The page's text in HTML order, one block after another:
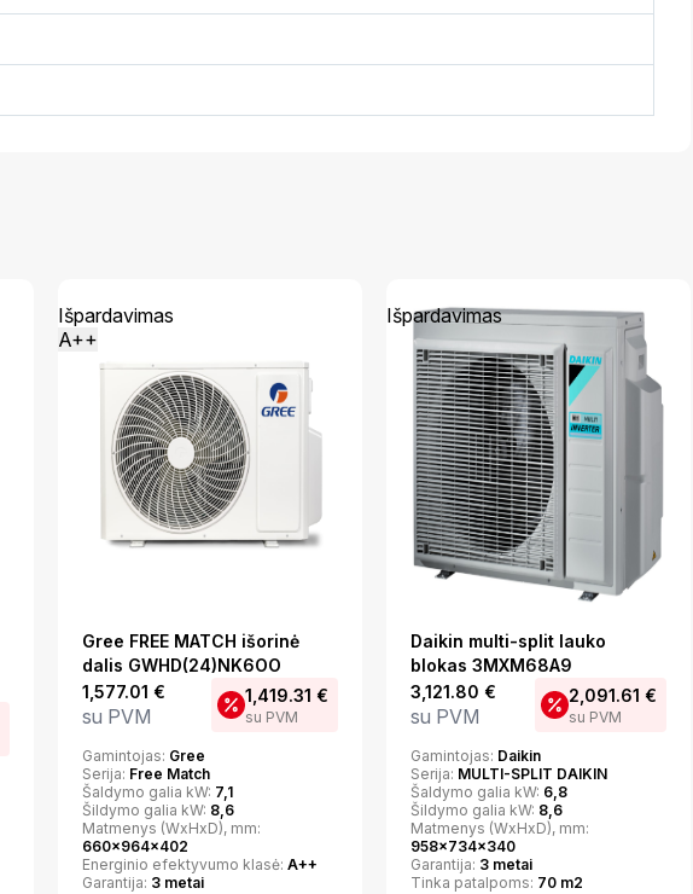
Išpardavimas
A++
Gree FREE MATCH išorinė
dalis GWHD(24)NK6OO
1,577.01 €
su PVM
1,419.31 €
su PVM
Gamintojas: Gree
Serija: Free Match
Šaldymo galia kW: 7,1
Šildymo galia kW: 8,6
Matmenys (WxHxD), mm:
660x964x402
Energinio efektyvumo klasė: A++
Garantija: 3 metai
Išpardavimas
Daikin multi-split lauko
blokas 3MXM68A9
3,121.80 €
su PVM
2,091.61 €
su PVM
Gamintojas: Daikin
Serija: MULTI-SPLIT DAIKIN
Šaldymo galia kW: 6,8
Šildymo galia kW: 8,6
Matmenys (WxHxD), mm:
958x734x340
Garantija: 3 metai
Tinka patalpoms: 70 m2